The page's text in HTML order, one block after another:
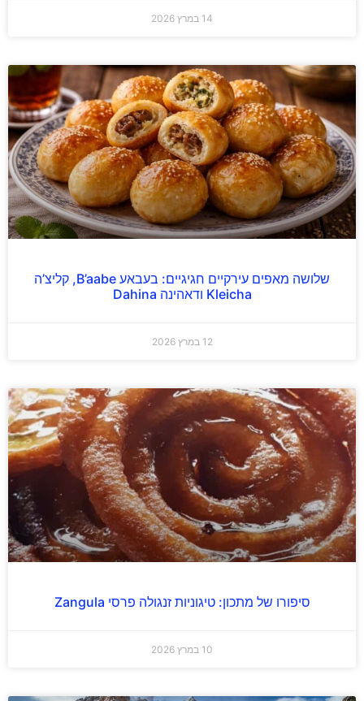
14 במרץ 2026
שלושה מאפים עירקיים חגיגיים: בעבאע B’aabe, קליצ’ה
Kleicha ודאהינה Dahina
12 במרץ 2026
סיפורו של מתכון: טיגוניות זנגולה פרסי Zangula
10 במרץ 2026